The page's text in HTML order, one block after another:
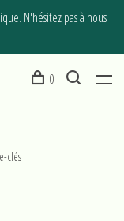
N'hésitez pas à nous
0
clés